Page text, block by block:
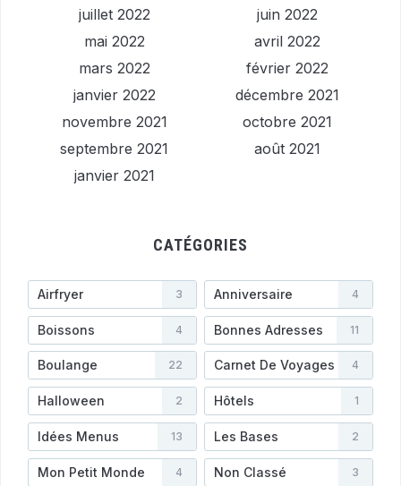
juillet 2022
juin 2022
mai 2022
avril 2022
mars 2022
février 2022
janvier 2022
décembre 2021
novembre 2021
octobre 2021
septembre 2021
août 2021
janvier 2021
CATÉGORIES
Airfryer 3 Anniversaire 4
Boissons 4 Bonnes Adresses 11
Boulange 22 Carnet De Voyages 4
Halloween 2 Hôtels 1
Idées Menus 13 Les Bases 2
Mon Petit Monde 4 Non Classé 3